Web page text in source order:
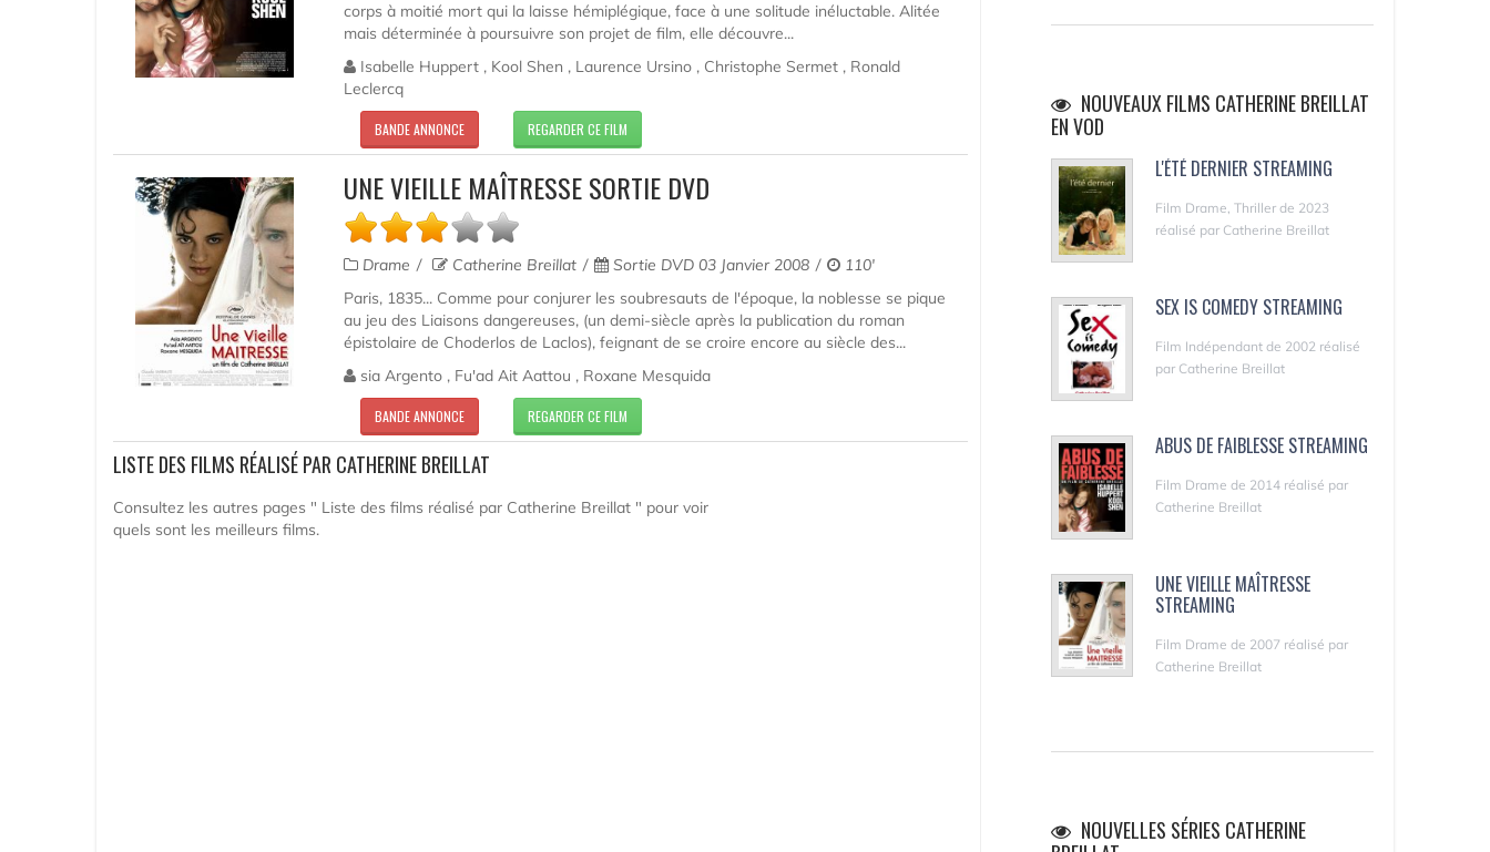
corps à moitié mort qui la laisse hémiplégique, face à une solitude inéluctable. Alitée
mais déterminée à poursuivre son projet de film, elle découvre...
Isabelle Huppert , Kool Shen , Laurence Ursino , Christophe Sermet , Ronald
Leclercq
BANDE ANNONCE REGARDER CE FILM
UNE VIEILLE MAÎTRESSE SORTIE DVD
Drame Catherine Breillat Sortie DVD 03 Janvier 2008
110'
Paris, 1835... Comme pour conjurer les soubresauts de l'époque, la noblesse se pique
au jeu des Liaisons dangereuses, (un demi-siècle après la publication du roman
épistolaire de Choderlos de Laclos), feignant de se croire encore au siècle des...
sia Argento , Fu'ad Ait Aattou , Roxane Mesquida
BANDE ANNONCE REGARDER CE FILM
LISTE DES FILMS RÉALISÉ PAR CATHERINE BREILLAT
Consultez les autres pages " Liste des films réalisé par Catherine Breillat " pour voir
quels sont les meilleurs films.
NOUVEAUX FILMS CATHERINE BREILLAT
EN VOD
L'ÉTÉ DERNIER STREAMING
Film Drame, Thriller de 2023
réalisé par Catherine Breillat
SEX IS COMEDY STREAMING
Film Indépendant de 2002 réalisé
par Catherine Breillat
ABUS DE FAIBLESSE STREAMING
Film Drame de 2014 réalisé par
Catherine Breillat
UNE VIEILLE MAÎTRESSE
STREAMING
Film Drame de 2007 réalisé par
Catherine Breillat
NOUVELLES SÉRIES CATHERINE